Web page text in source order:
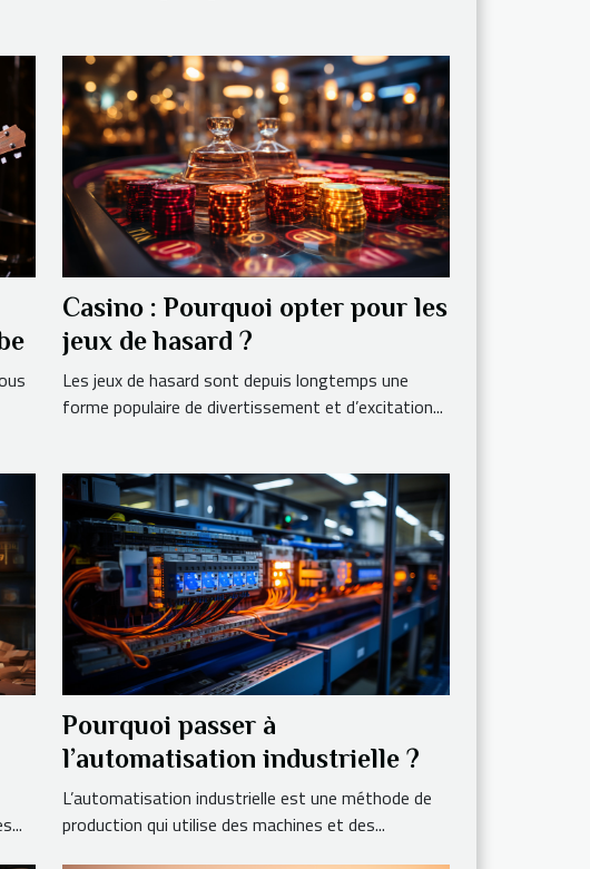
Casino : Pourquoi opter pour les
jeux de hasard ?
Les jeux de hasard sont depuis longtemps une
forme populaire de divertissement et d’excitation...
Pourquoi passer à
l’automatisation industrielle ?
L’automatisation industrielle est une méthode de
production qui utilise des machines et des...